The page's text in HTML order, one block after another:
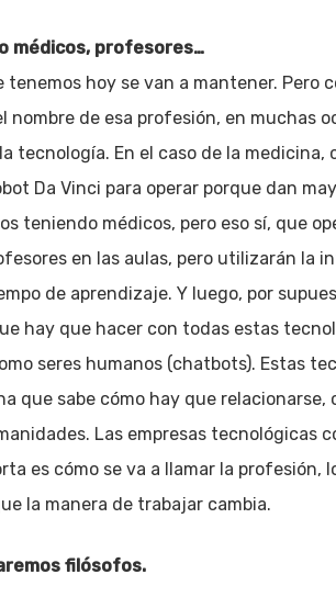
médicos, profesores…
hoy se van a mantener. Pero
nombre de esa profesión, en muchas
tecnología. En el caso de la medicina,
Da Vinci para operar porque dan
teniendo médicos, pero eso sí, que
en las aulas, pero utilizarán la
de aprendizaje. Y luego, por
hay que hacer con todas estas
seres humanos (chatbots). Estas
que sabe cómo hay que relacionarse,
Las empresas tecnológicas
es cómo se va a llamar la profesión,
la manera de trabajar cambia.
filósofos.